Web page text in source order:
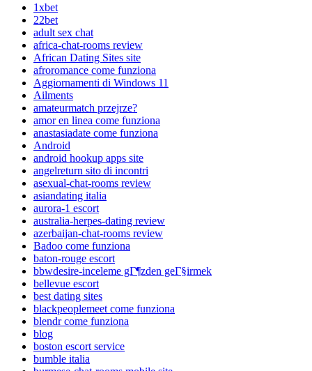
1xbet
22bet
adult sex chat
africa-chat-rooms review
African Dating Sites site
afroromance come funziona
Aggiornamenti di Windows 11
Ailments
amateurmatch przejrze?
amor en linea come funziona
anastasiadate come funziona
Android
android hookup apps site
angelreturn sito di incontri
asexual-chat-rooms review
asiandating italia
aurora-1 escort
australia-herpes-dating review
azerbaijan-chat-rooms review
Badoo come funziona
baton-rouge escort
bbwdesire-inceleme gГ¶zden geГ§irmek
bellevue escort
best dating sites
blackpeoplemeet come funziona
blendr come funziona
blog
boston escort service
bumble italia